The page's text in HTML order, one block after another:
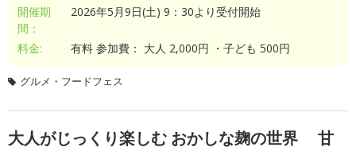
開催期
間：
2026年5月9日(土) 9：30より受付開始
料金: 有料 参加費： 大人 2,000円 ・子ども 500円
グルメ・フードフェス
大人がじっくり楽しむ おかしな麹の世界 甘